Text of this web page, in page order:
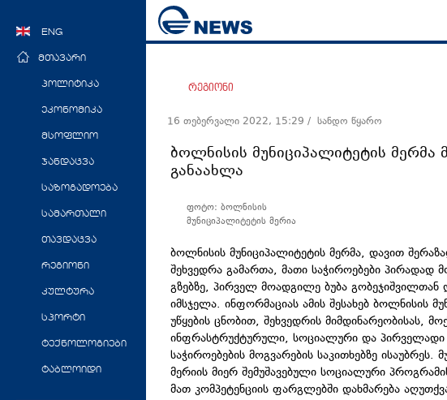
ENG
მთავარი
პოლიტიკა
ეკონომიკა
მსოფლიო
ჯანდაცვა
საზოგადოება
სამართალი
თავდაცვა
რეგიონი
კულტურა
სპორტი
ტექნოლოგიები
ტაბლოიდი
რეგიონი
16 თებერვალი 2022, 15:29 / სანდო წყარო
ბოლნისის მუნიციპალიტეტის მერმა
განაახლა
ფოტო: ბოლნისის
მუნიციპალიტეტის მერია
ბოლნისის მუნიციპალიტეტის მერმა, დავით
შეხვედრა გამართა, მათი საჭიროებები პირადად
გზებზე, პირველ მოადგილე ბუბა
იმსჯელა. ინფორმაციას ამის შესახებ ბოლნისის
უწყების ცნობით, შეხვედრის მიმდინარეობისას,
ინფრასტრუქტურული, სოციალური და პირველადი
საჭიროებების მოგვარების საკითხებზე ისაუბრეს.
მერიის მიერ შემუშავებული სოციალური
მათ კომპეტენციის ფარგლებში დახმარება